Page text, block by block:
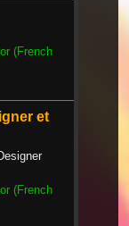
(French
et
(French